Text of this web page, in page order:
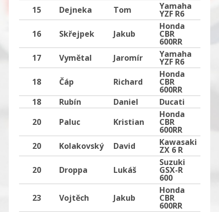
15
Dejneka Tom Yamaha
YZF R6
16
Skřejpek Jakub
Honda
CBR
600RR
17 Vymětal Jaromír Yamaha
YZF R6
18
Čáp Richard
Honda
CBR
600RR
18
Rubín Daniel
Ducati
20
Paluc Kristian
Honda
CBR
600RR
20
Kolakovský David Kawasaki
ZX 6 R
20
Droppa Lukáš
Suzuki
GSX-R
600
23
Vojtěch Jakub
Honda
CBR
600RR